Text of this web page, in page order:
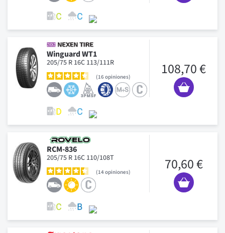
Winguard WT1
205/75 R 16C 113/111R
16opiniones 108,70 €
RCM-836
205/75 R 16C 110/108T
14opiniones 70,60 €